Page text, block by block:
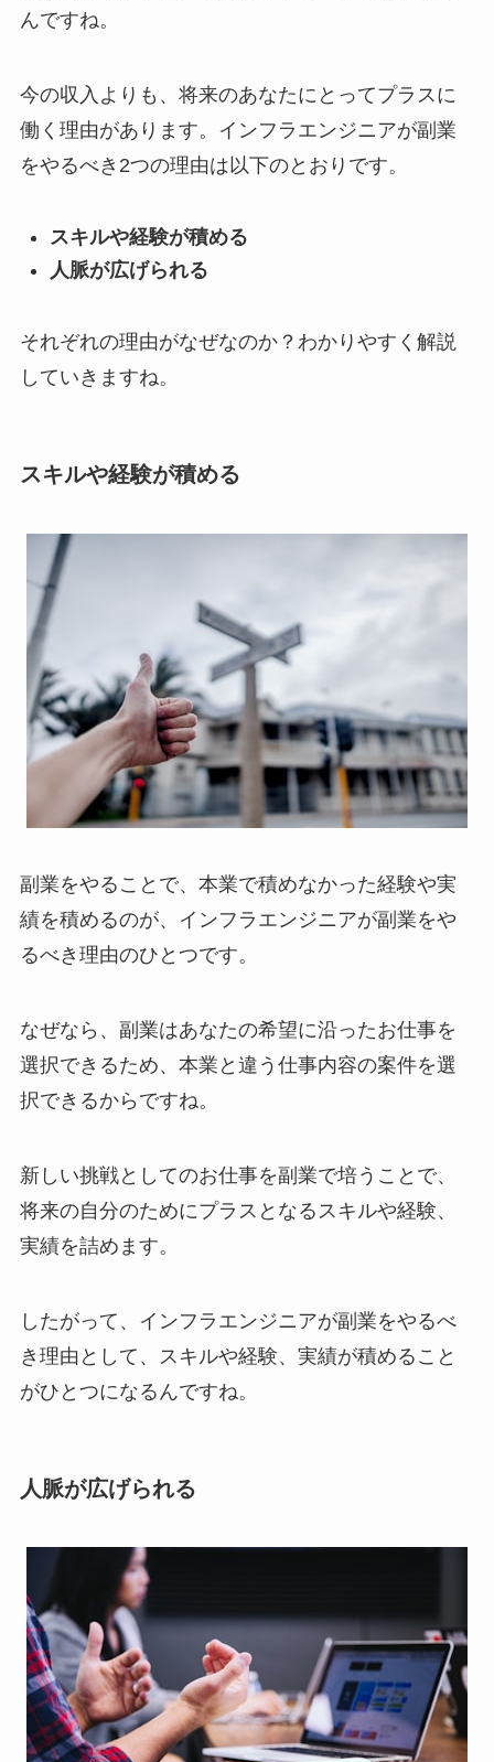
んですね。
今の収入よりも、将来のあなたにとってプラスに
働く理由があります。インフラエンジニアが副業
をやるべき2つの理由は以下のとおりです。
スキルや経験が積める
人脈が広げられる
それぞれの理由がなぜなのか？わかりやすく解説
していきますね。
スキルや経験が積める
副業をやることで、本業で積めなかった経験や実
績を積めるのが、インフラエンジニアが副業をや
るべき理由のひとつです。
なぜなら、副業はあなたの希望に沿ったお仕事を
選択できるため、本業と違う仕事内容の案件を選
択できるからですね。
新しい挑戦としてのお仕事を副業で培うことで、
将来の自分のためにプラスとなるスキルや経験、
実績を詰めます。
したがって、インフラエンジニアが副業をやるべ
き理由として、スキルや経験、実績が積めること
がひとつになるんですね。
人脈が広げられる